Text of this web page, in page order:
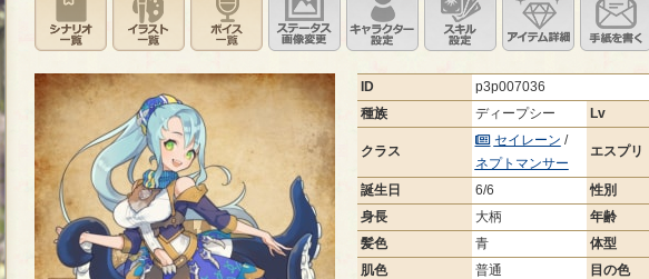
ID
p3p007036
種族
ディープシー Lv
クラス
セイレーン /
ネプトマンサー
エスプリ
誕生日 6/6 性別
身長
大柄 年齢
髪色
青 体型
肌色
普通 目の色